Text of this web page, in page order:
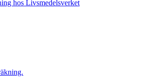
hos Livsmedelsverket